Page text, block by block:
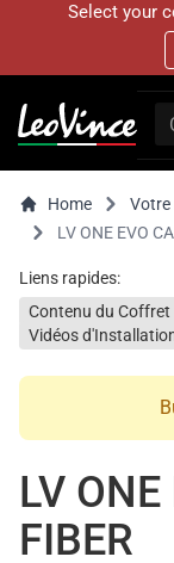
Select your
Home
LV ONE EVO
Liens rapides:
Contenu du Coffret
Vidéos
LV
FIBER